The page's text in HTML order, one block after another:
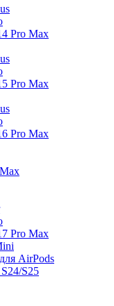
Pro Max
Pro Max
Pro Max
Pro Max
AirPods
S25